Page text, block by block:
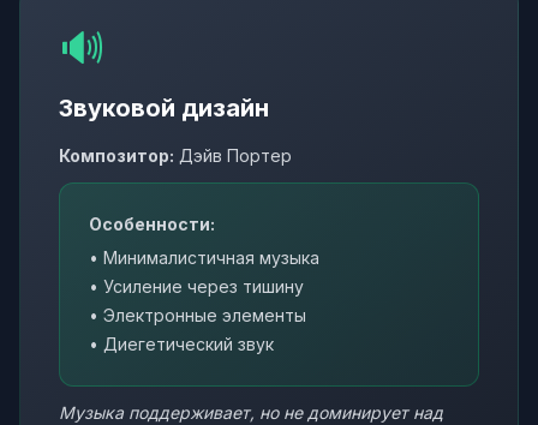
🔊
Звуковой дизайн
Композитор: Дэйв Портер
Особенности:
• Минималистичная музыка
• Усиление через тишину
• Электронные элементы
• Диегетический звук
Музыка поддерживает, но не доминирует над